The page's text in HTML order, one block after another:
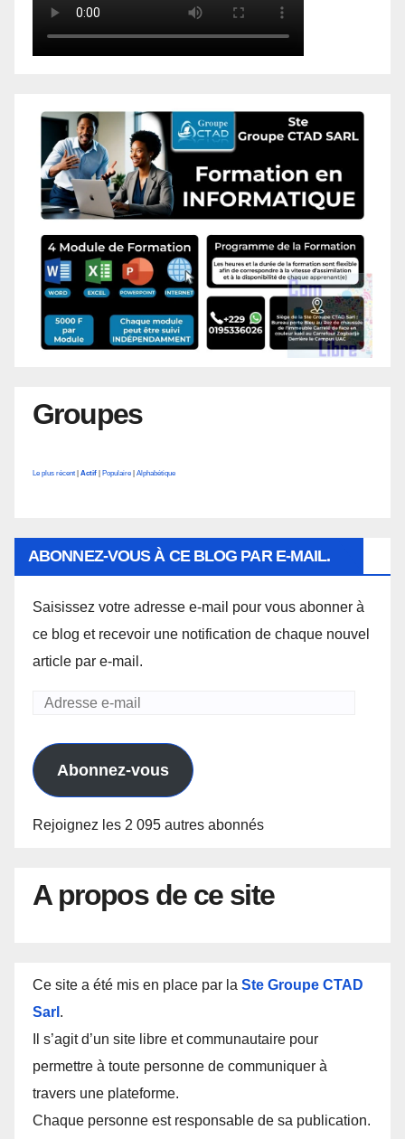
Groupes
Le plus récent Actif Populaire Alphabétique
ABONNEZ-VOUS À CE BLOG PAR E-MAIL.
Saisissez votre adresse e-mail pour vous abonner à
ce blog et recevoir une notification de chaque nouvel
article par e-mail.
Adresse
mail
Abonnez-vous
Rejoignez les 2 095 autres abonnés
A propos de ce site
Ce site a été mis en place par la Ste Groupe CTAD
Sarl .
Il s’agit d’un site libre et communautaire pour
permettre à toute personne de communiquer à
travers une plateforme.
Chaque personne est responsable de sa publication.